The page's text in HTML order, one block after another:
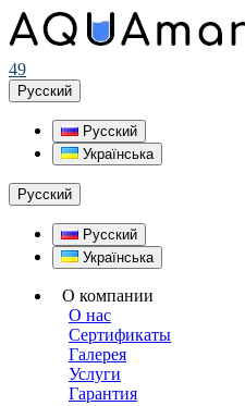
49
Русский
Русский
Українська
Русский
Русский
Українська
О компании
О нас
Сертификаты
Галерея
Услуги
Гарантия